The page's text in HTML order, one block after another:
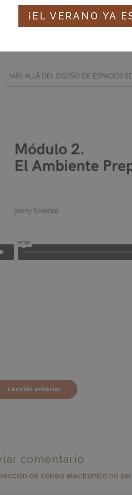
Lección anterior
comentario
de correo electrónico no
¡EL VERANO YA